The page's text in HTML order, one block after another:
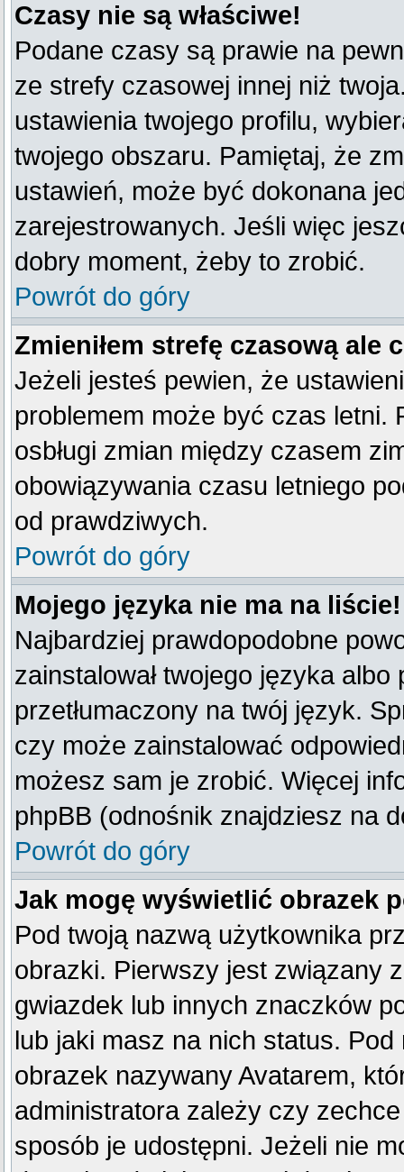
Czasy nie są właściwe!
Podane czasy są prawie na
ze strefy czasowej innej niż
ustawienia twojego profilu,
twojego obszaru. Pamiętaj, że
ustawień, może być dokonana
zarejestrowanych. Jeśli więc
dobry moment, żeby to zrobić.
Powrót do góry
Zmieniłem strefę czasową ale
Jeżeli jesteś pewien, że
problemem może być czas letni.
osbługi zmian między czasem
obowiązywania czasu letniego
od prawdziwych.
Powrót do góry
Mojego języka nie ma na liście!
Najbardziej prawdopodobne
zainstalował twojego języka
przetłumaczony na twój język.
czy może zainstalować
możesz sam je zrobić. Więcej
phpBB (odnośnik znajdziesz na
Powrót do góry
Jak mogę wyświetlić obrazek
Pod twoją nazwą użytkownika
obrazki. Pierwszy jest związany
gwiazdek lub innych znaczków
lub jaki masz na nich status.
obrazek nazywany Avatarem,
administratora zależy czy
sposób je udostępni. Jeżeli nie